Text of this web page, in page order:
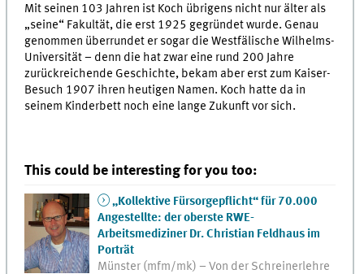
Mit seinen 103 Jahren ist Koch übrigens nicht nur älter als
„seine“ Fakultät, die erst 1925 gegründet wurde. Genau
genommen überrundet er sogar die Westfälische Wilhelms-
Universität – denn die hat zwar eine rund 200 Jahre
zurückreichende Geschichte, bekam aber erst zum Kaiser-
Besuch 1907 ihren heutigen Namen. Koch hatte da in
seinem Kinderbett noch eine lange Zukunft vor sich.
This could be interesting for you too:
„Kollektive Fürsorgepflicht“ für 70.000
Angestellte: der oberste RWE-
Arbeitsmediziner Dr. Christian Feldhaus im
Porträt
Münster (mfm/mk) – Von der Schreinerlehre